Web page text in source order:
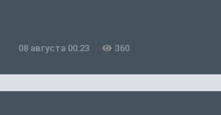
08 августа 00:23 360